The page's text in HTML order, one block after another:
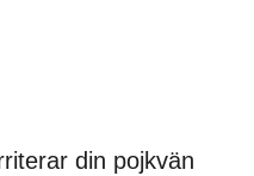
din pojkvän